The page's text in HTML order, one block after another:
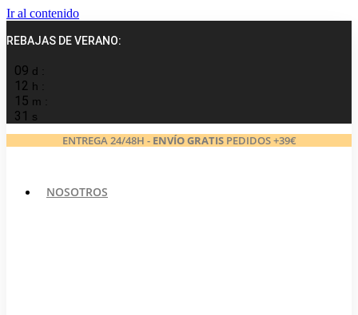
Ir al contenido
REBAJAS DE VERANO:
09 d :
12 h :
15 m :
30 s
ENTREGA 24/48H - ENVÍO GRATISPEDIDOS +39€
NOSOTROS